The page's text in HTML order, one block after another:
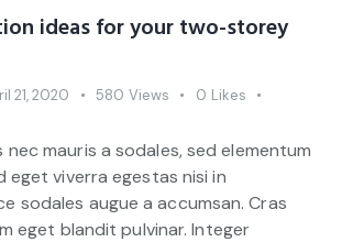
ideas for your two-storey
21, 2020 580 Views 0 Likes
nec mauris a sodales, sed elementum
eget viverra egestas nisi in
sodales augue a accumsan. Cras
eget blandit pulvinar. Integer